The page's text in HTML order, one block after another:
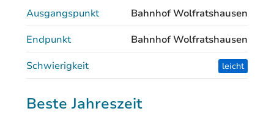
Ausgangspunkt
Bahnhof Wolfratshausen
Endpunkt
Bahnhof Wolfratshausen
Schwierigkeit
leicht
Beste Jahreszeit